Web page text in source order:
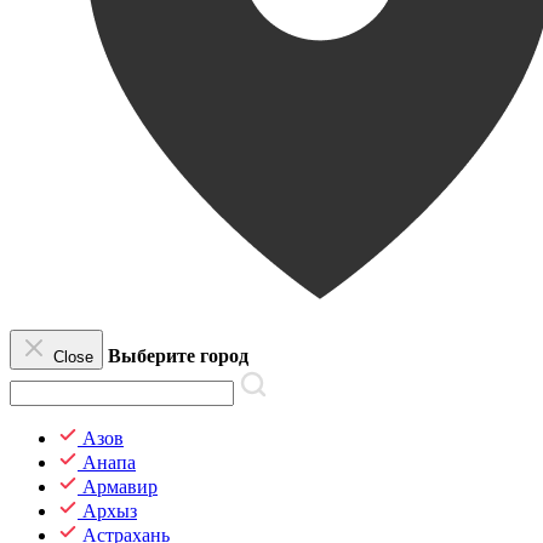
Close Выберите город
Азов
Анапа
Армавир
Архыз
Астрахань